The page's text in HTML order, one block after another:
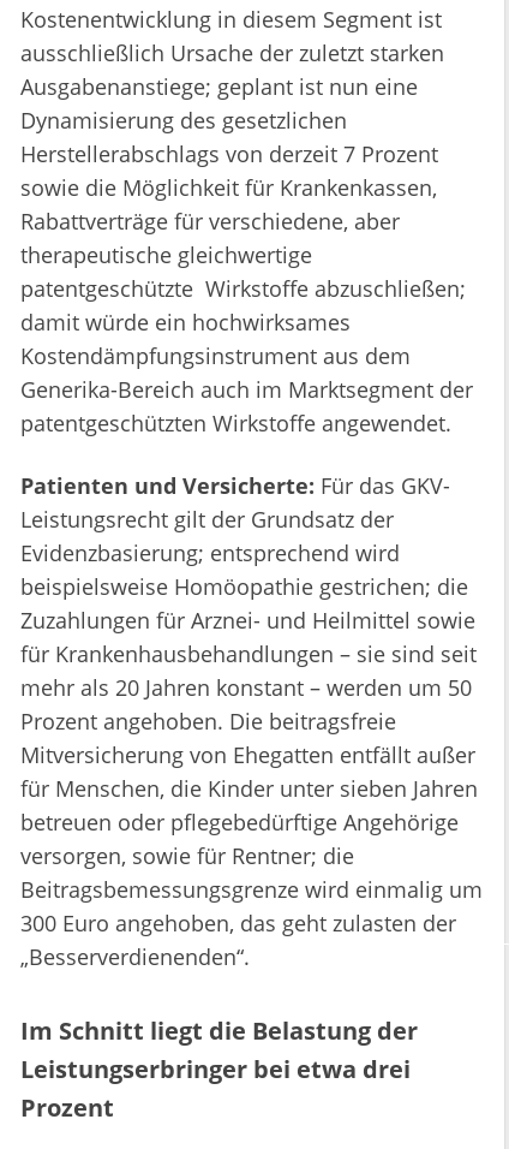
Kostenentwicklung in diesem Segment ist
ausschließlich Ursache der zuletzt starken
Ausgabenanstiege; geplant ist nun eine
Dynamisierung des gesetzlichen
Herstellerabschlags von derzeit 7 Prozent
sowie die Möglichkeit für Krankenkassen,
Rabattverträge für verschiedene, aber
therapeutische gleichwertige
patentgeschützte Wirkstoffe abzuschließen;
damit würde ein hochwirksames
Kostendämpfungsinstrument aus dem
Generika-Bereich auch im Marktsegment der
patentgeschützten Wirkstoffe angewendet.
Patienten und Versicherte: Für das GKV-
Leistungsrecht gilt der Grundsatz der
Evidenzbasierung; entsprechend wird
beispielsweise Homöopathie gestrichen; die
Zuzahlungen für Arznei- und Heilmittel sowie
für Krankenhausbehandlungen – sie sind seit
mehr als 20 Jahren konstant – werden um 50
Prozent angehoben. Die beitragsfreie
Mitversicherung von Ehegatten entfällt außer
für Menschen, die Kinder unter sieben Jahren
betreuen oder pflegebedürftige Angehörige
versorgen, sowie für Rentner; die
Beitragsbemessungsgrenze wird einmalig um
300 Euro angehoben, das geht zulasten der
„Besserverdienenden“.
Im Schnitt liegt die Belastung der
Leistungserbringer bei etwa drei
Prozent